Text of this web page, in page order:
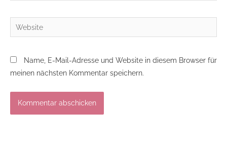
Website
Name, E-Mail-Adresse und Website in diesem Browser für
meinen nächsten Kommentar speichern.